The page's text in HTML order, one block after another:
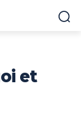
et